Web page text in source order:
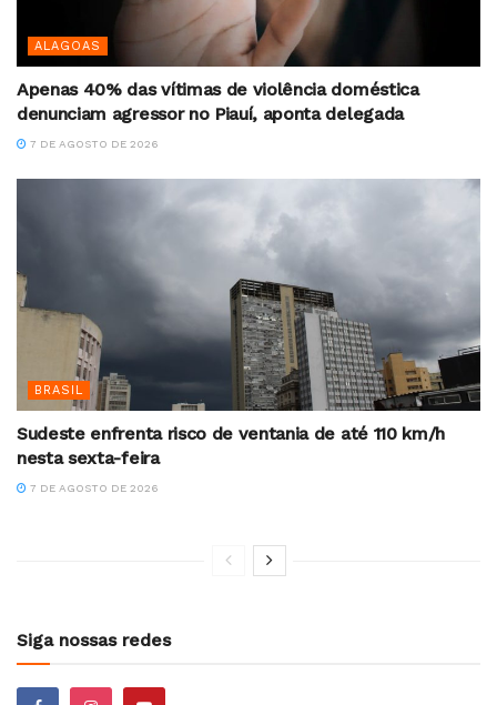
ALAGOAS
Apenas 40% das vítimas de violência doméstica
denunciam agressor no Piauí, aponta delegada
7 DE AGOSTO DE 2026
BRASIL
Sudeste enfrenta risco de ventania de até 110 km/h
nesta sexta-feira
7 DE AGOSTO DE 2026
Siga nossas redes